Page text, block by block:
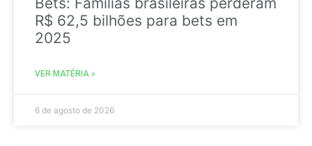
R$ 62,5 bilhões para bets em
2025
VER MATÉRIA »
6 de agosto de 2026